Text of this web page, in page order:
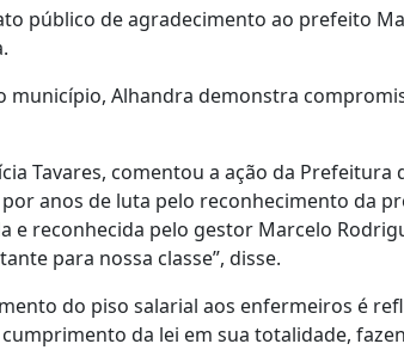
público de agradecimento ao prefeito
Alhandra demonstra
Tavares, comentou a ação da Prefeitura
anos de luta pelo reconhecimento da
reconhecida pelo gestor Marcelo
para nossa classe”, disse.
do piso salarial aos enfermeiros é
da lei em sua totalidade,